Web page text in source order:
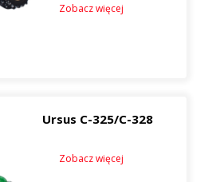
Zobacz więcej
Ursus C-325/C-328
Zobacz więcej